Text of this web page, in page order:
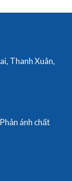
Thanh Xuân,
ánh chất